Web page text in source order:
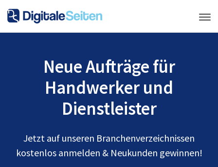
Neue Aufträge für
Handwerker und
Dienstleister
Jetzt auf unseren Branchenverzeichnissen
kostenlos anmelden & Neukunden gewinnen!